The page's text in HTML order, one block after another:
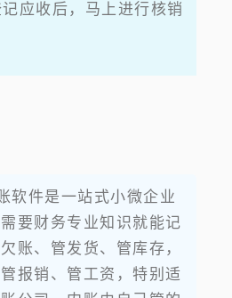
应收后，马上进行核销
软件是一站式小微企业
要财务专业知识就能记
账、管发货、管库存，
报销、管工资，特别适